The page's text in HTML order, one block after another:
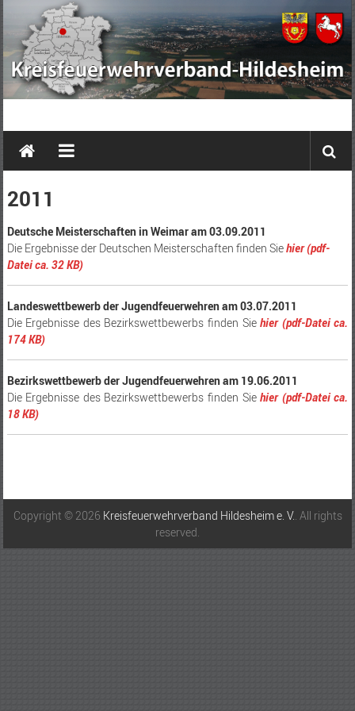
Inhalt
springen
Kreisfeuerwehrverband
Hildesheim
e.
V.
2011
Deutsche Meisterschaften in Weimar am 03.09.2011
Die Ergebnisse der Deutschen Meisterschaften finden Siehier (pdf-
Datei ca. 32 KB)
Landeswettbewerb der Jugendfeuerwehren am 03.07.2011
Die Ergebnisse des Bezirkswettbewerbs finden Siehier (pdf-Datei ca.
174 KB)
Bezirkswettbewerb der Jugendfeuerwehren am 19.06.2011
Die Ergebnisse des Bezirkswettbewerbs finden Siehier (pdf-Datei ca.
18 KB)
Copyright © 2026 Kreisfeuerwehrverband Hildesheim e. V.. All rights
reserved.